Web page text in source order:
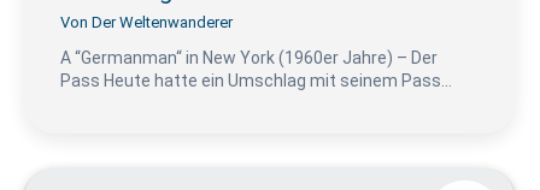
Von Der Weltenwanderer
A “Germanman“ in New York (1960er Jahre) – Der
Pass Heute hatte ein Umschlag mit seinem Pass…